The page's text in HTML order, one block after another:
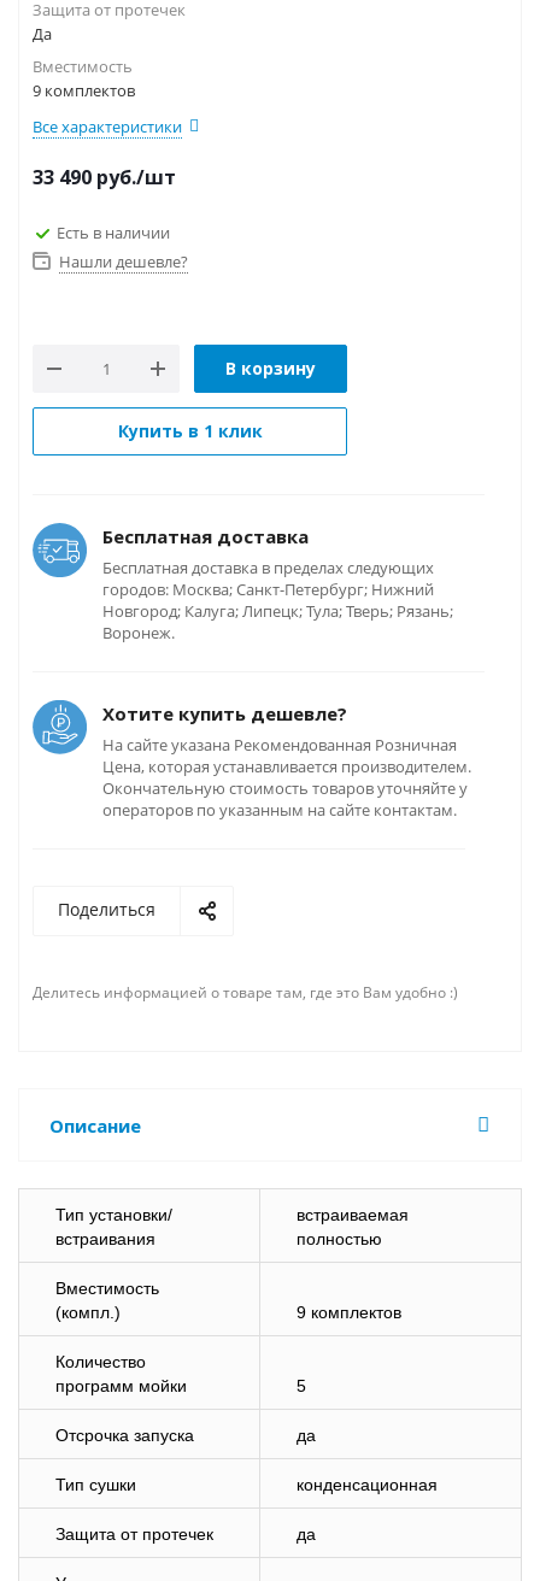
Защита от протечек
Да
Вместимость
9 комплектов
Все характеристики
33 490 руб./шт
Есть в наличии
Нашли дешевле?
В корзину
Купить в 1 клик
Бесплатная доставка
Бесплатная доставка в пределах следующих
городов: Москва; Санкт-Петербург; Нижний
Новгород; Калуга; Липецк; Тула; Тверь; Рязань;
Воронеж.
Хотите купить дешевле?
На сайте указана Рекомендованная Розничная
Цена, которая устанавливается производителем.
Окончательную стоимость товаров уточняйте у
операторов по указанным на сайте контактам.
Поделиться
Делитесь информацией о товаре там, где это Вам удобно :)
Описание
Тип установки/
встраивания
встраиваемая
полностью
Вместимость
(компл.)
9 комплектов
Количество
программ мойки
5
Отсрочка запуска да
Тип сушки конденсационная
Защита от протечек да